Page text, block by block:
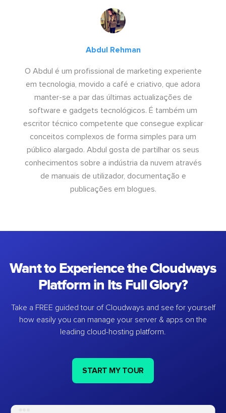
Abdul Rehman
O Abdul é um profissional de marketing experiente
em tecnologia, movido a café e criativo, que adora
manter-se a par das últimas actualizações de
software e gadgets tecnológicos. É também um
escritor técnico competente que consegue explicar
conceitos complexos de forma simples para um
público alargado. Abdul gosta de partilhar os seus
conhecimentos sobre a indústria da nuvem através
de manuais de utilizador, documentação e
publicações em blogues.
Want to Experience the Cloudways
Platform in Its Full Glory?
Take a FREE guided tour of Cloudways and see for yourself
how easily you can manage your server & apps on the
leading cloud-hosting platform.
START MY TOUR